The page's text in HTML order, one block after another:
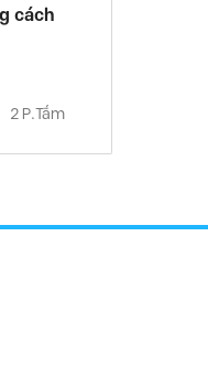
cách
2 P.Tắm